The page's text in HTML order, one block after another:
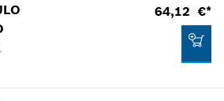
1
peças sobressalentes
de aplicação
64,12 €*